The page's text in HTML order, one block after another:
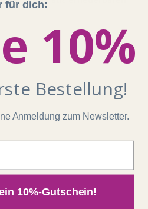
für dich:
10%
Bestellung!
Anmeldung zum Newsletter.
10%-Gutschein!